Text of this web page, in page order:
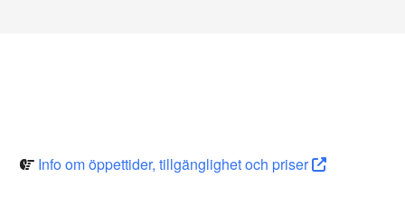
Info om öppettider, tillgänglighet och priser